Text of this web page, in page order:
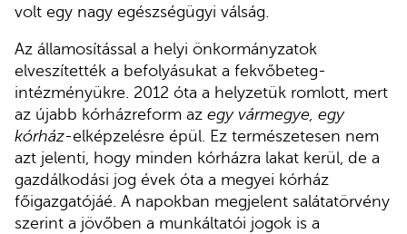
volt egy nagy egészségügyi válság.
Az államosítással a helyi önkormányzatok
elveszítették a befolyásukat a fekvőbeteg-
intézményükre. 2012 óta a helyzetük romlott, mert
az újabb kórházreform az egy vármegye, egy
kórház-elképzelésre épül. Ez természetesen nem
azt jelenti, hogy minden kórházra lakat kerül, de a
gazdálkodási jog évek óta a megyei kórház
főigazgatójáé. A napokban megjelent salátatörvény
szerint a jövőben a munkáltatói jogok is a